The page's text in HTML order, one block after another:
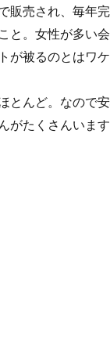
販売され、毎年
と。女性が多い
が被るのとはワ
とんど。なので
がたくさんいま